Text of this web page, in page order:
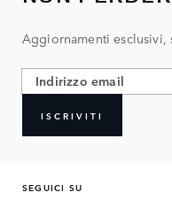
Aggiornamenti esclusivi,
ISCRIVITI
SEGUICI SU